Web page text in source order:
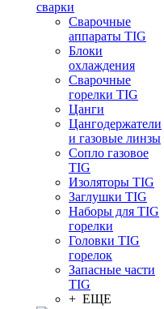
сварки
Сварочные
аппараты TIG
Блоки
охлаждения
Сварочные
горелки TIG
Цанги
Цангодержатели
и газовые линзы
Сопло газовое
TIG
Изоляторы TIG
Заглушки TIG
Наборы для TIG
горелки
Головки TIG
горелок
Запасные части
TIG
+ ЕЩЕ